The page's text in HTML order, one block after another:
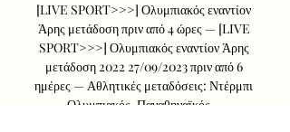
[LIVE SPORT>>>] Ολυμπιακός εναντίον
Άρης μετάδοση πριν από 4 ώρες — [LIVE
SPORT>>>] Ολυμπιακός εναντίον Άρης
μετάδοση 2022 27/09/2023 πριν από 6
ημέρες — Αθλητικές μεταδόσεις: Ντέρμπι
Ολυμπιακός-Παναθηναϊκός ...